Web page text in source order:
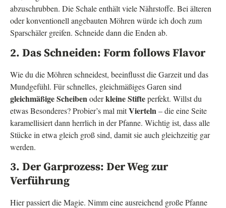
abzuschrubben. Die Schale enthält viele Nährstoffe. Bei älteren
oder konventionell angebauten Möhren würde ich doch zum
Sparschäler greifen. Schneide dann die Enden ab.
2. Das Schneiden: Form follows Flavor
Wie du die Möhren schneidest, beeinflusst die Garzeit und das
Mundgefühl. Für schnelles, gleichmäßiges Garen sind
gleichmäßige Scheiben oderkleine Stifteperfekt. Willst du
etwas Besonderes? Probier’s mal mitVierteln – die eine Seite
karamellisiert dann herrlich in der Pfanne. Wichtig ist, dass alle
Stücke in etwa gleich groß sind, damit sie auch gleichzeitig gar
werden.
3. Der Garprozess: Der Weg zur
Verführung
Hier passiert die Magie. Nimm eine ausreichend große Pfanne